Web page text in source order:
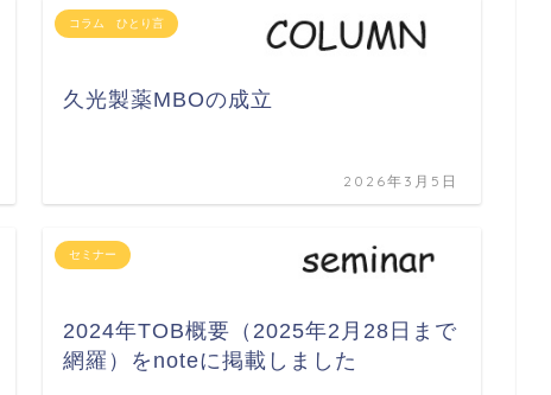
コラム ひとり言
久光製薬MBOの成立
2026年3月5日
セミナー
2024年TOB概要（2025年2月28日まで
網羅）をnoteに掲載しました